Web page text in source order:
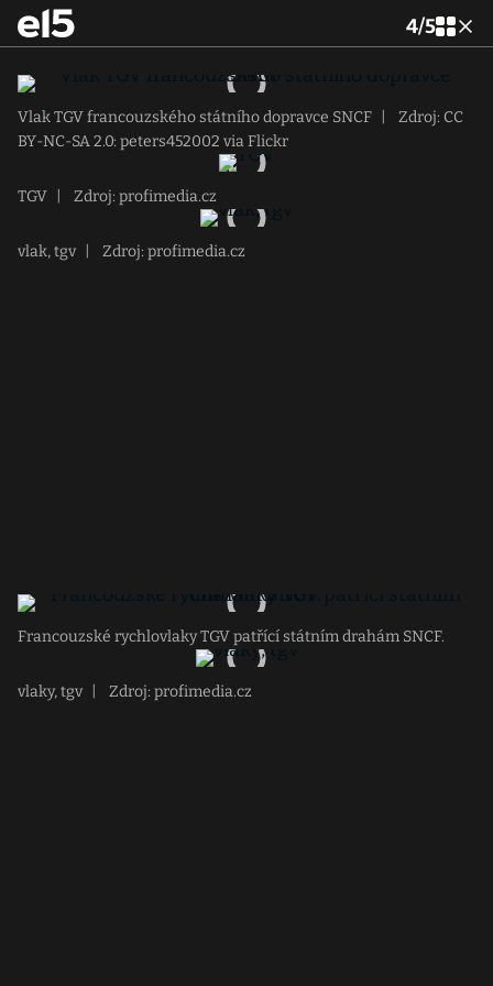
4/5
Vlak TGV francouzského státního dopravce SNCF
Zdroj: CC
BY-NC-SA 2.0: peters452002 via Flickr
TGV Zdroj: profimedia.cz
vlak, tgv Zdroj: profimedia.cz
Francouzské rychlovlaky TGV patřící státním drahám SNCF.
vlaky, tgv Zdroj: profimedia.cz